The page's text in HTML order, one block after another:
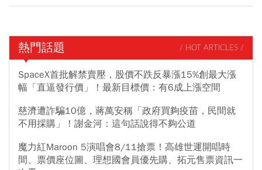
熱門話題 / HOT ARTICLES /
SpaceX首批解禁賣壓，股價不跌反暴漲15%創最大漲
幅「直逼發行價」！最新目標價：有6成上漲空間
慈濟遭詐騙10億，蔣萬安稱「政府買夠疫苗，民間就
不用採購」！謝金河：這句話說得不夠公道
魔力紅Maroon 5演唱會8/11搶票！高雄世運開唱時
間、票價座位圖、理想國會員優先購、拓元售票資訊一